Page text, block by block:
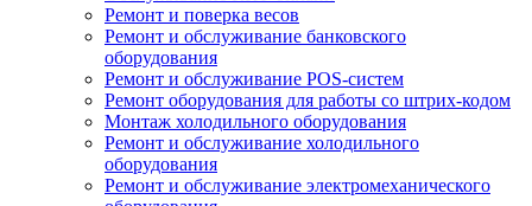
Ремонт и поверка весов
Ремонт и обслуживание банковского
оборудования
Ремонт и обслуживание POS-систем
Ремонт оборудования для работы со штрих-кодом
Монтаж холодильного оборудования
Ремонт и обслуживание холодильного
оборудования
Ремонт и обслуживание электромеханического